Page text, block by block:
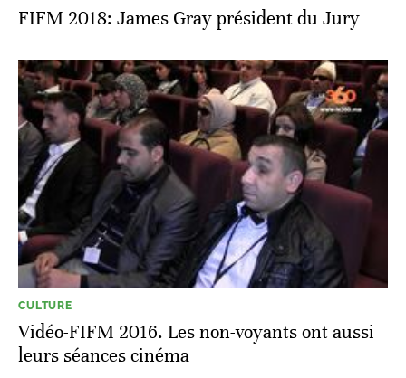
FIFM 2018: James Gray président du Jury
CULTURE
Vidéo-FIFM 2016. Les non-voyants ont aussi
leurs séances cinéma